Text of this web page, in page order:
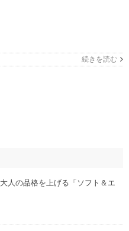
続きを読む
人の品格を上げる「ソフト＆エ